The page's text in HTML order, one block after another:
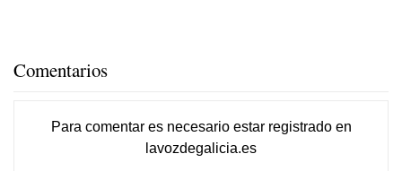
Comentarios
Para comentar es necesario estar registradoen
lavozdegalicia.es